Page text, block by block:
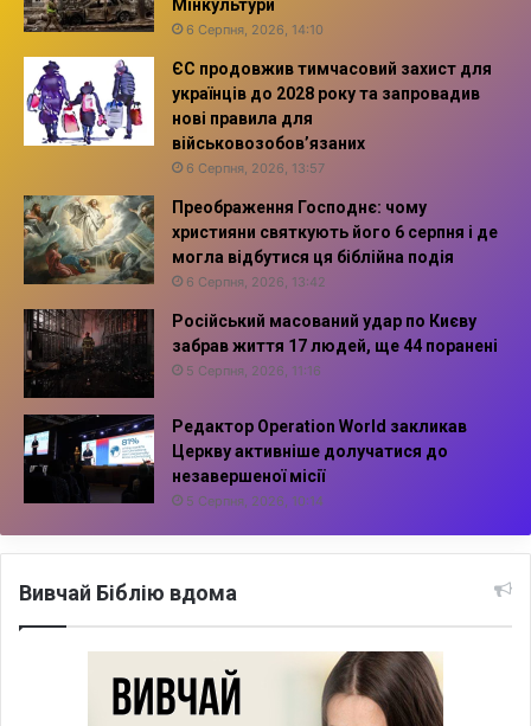
Мінкультури
6 Серпня, 2026, 14:10
ЄС продовжив тимчасовий захист для
українців до 2028 року та запровадив
нові правила для
військовозобов’язаних
6 Серпня, 2026, 13:57
Преображення Господнє: чому
християни святкують його 6 серпня і де
могла відбутися ця біблійна подія
6 Серпня, 2026, 13:42
Російський масований удар по Києву
забрав життя 17 людей, ще 44 поранені
5 Серпня, 2026, 11:16
Редактор Operation World закликав
Церкву активніше долучатися до
незавершеної місії
5 Серпня, 2026, 10:14
Вивчай Біблію вдома